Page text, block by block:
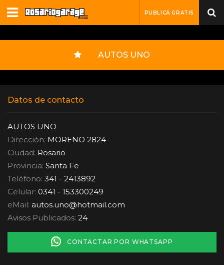
PUBLICÁ GRATIS
AUTOS UNO
Datos de contacto
AUTOS UNO
Dirección: MORENO 2824 -
Ciudad: Rosario
Provincia: Santa Fe
Teléfono: 341 - 2413892
Celular: 0341 - 153300249
eMail: autos.uno@hotmail.com
Avisos Publicados: 24
CONTACTAR POR WHATSAPP